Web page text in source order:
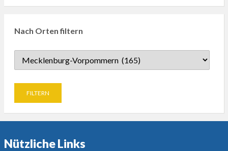
Nach Orten filtern
Nützliche Links